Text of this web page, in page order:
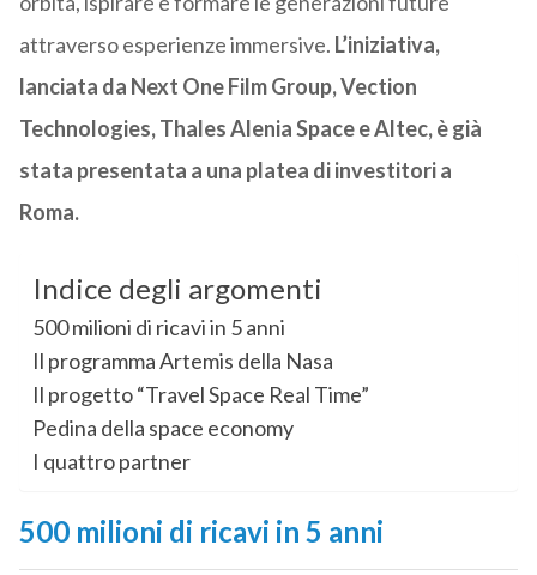
attraverso esperienze immersive. L’iniziativa,
lanciata da Next One Film Group, Vection
Technologies, Thales Alenia Space e Altec, è già
stata presentata a una platea di investitori a
Roma.
Indice degli argomenti
500 milioni di ricavi in 5 anni
Il programma Artemis della Nasa
Il progetto “Travel Space Real Time”
Pedina della space economy
I quattro partner
500 milioni di ricavi in 5 anni